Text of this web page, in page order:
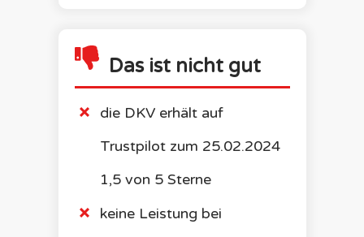
Das ist nicht gut
die DKVerhält auf
Trustpilot zum 25.02.2024
1,5 von 5 Sterne
keine Leistung bei